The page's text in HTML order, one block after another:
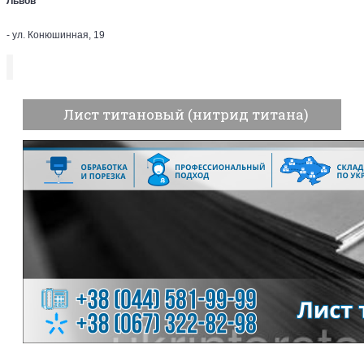
- ул. Конюшинная, 19
Лист титановый (нитрид титана)